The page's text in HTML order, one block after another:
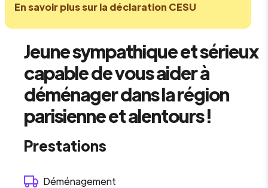
En savoir plus sur la déclaration CESU
Jeune sympathique et sérieux
capable de vous aider à
déménager dans la région
parisienne et alentours !
Prestations
Déménagement